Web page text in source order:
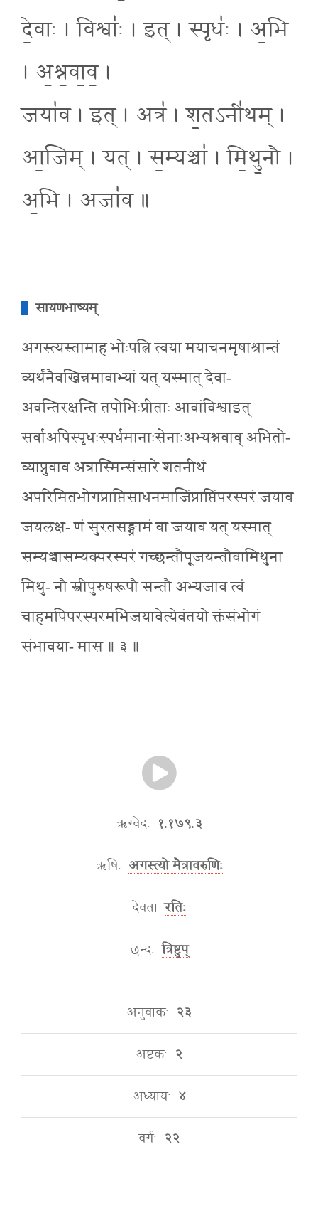
दे॒वाः । विश्वाः॑ । इत् । स्पृधः॑ । अ॒भि
। अ॒श्न॒वा॒व॒ ।
जया॑व । इत् । अत्र॑ । श॒तऽनी॑थम् ।
आ॒जिम् । यत् । स॒म्यञ्चा॑ । मि॒थु॒नौ ।
अ॒भि । अजा॑व ॥
सायणभाष्यम्
अगस्त्यस्तामाह भोःपत्नि त्वया मयाचनमृषाश्रान्तं
व्यर्थंनैवखिन्नमावाभ्यां यत् यस्मात् देवा-
अवन्तिरक्षन्ति तपोभिःप्रीताः आवांविश्वाइत्
सर्वाअपिस्पृधःस्पर्धमानाःसेनाःअभ्यश्नवाव् अभितो-
व्याप्नुवाव अत्रास्मिन्संसारे शतनीथं
अपरिमितभोगप्राप्तिसाधनमाजिंप्राप्तिंपरस्परं जयाव
जयलक्ष- णं सुरतसङ्ग्रामं वा जयाव यत् यस्मात्
सम्यञ्चासम्यक्परस्परं गच्छन्तौपूजयन्तौवामिथुना
मिथु- नौ स्त्रीपुरुषरूपौ सन्तौ अभ्यजाव त्वं
चाहमपिपरस्परमभिजयावेत्येवंतयो क्तंसंभोगं
संभावया- मास ॥ ३ ॥
ऋग्वेदः १.१७९.३
ऋषिः अगस्त्यो मैत्रावरुणिः
देवता रतिः
छन्दः त्रिष्टुप्
अनुवाकः २३
अष्टकः २
अध्यायः ४
वर्गः २२